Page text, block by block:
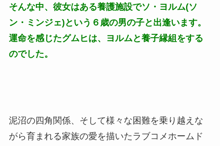
そんな中、彼女はある養護施設でソ・ヨルム(ソ
ン・ミンジェ)という６歳の男の子と出逢います。
運命を感じたグムヒは、ヨルムと養子縁組をする
のでした。
泥沼の四角関係、そして様々な困難を乗り越えな
がら育まれる家族の愛を描いたラブコメホームド